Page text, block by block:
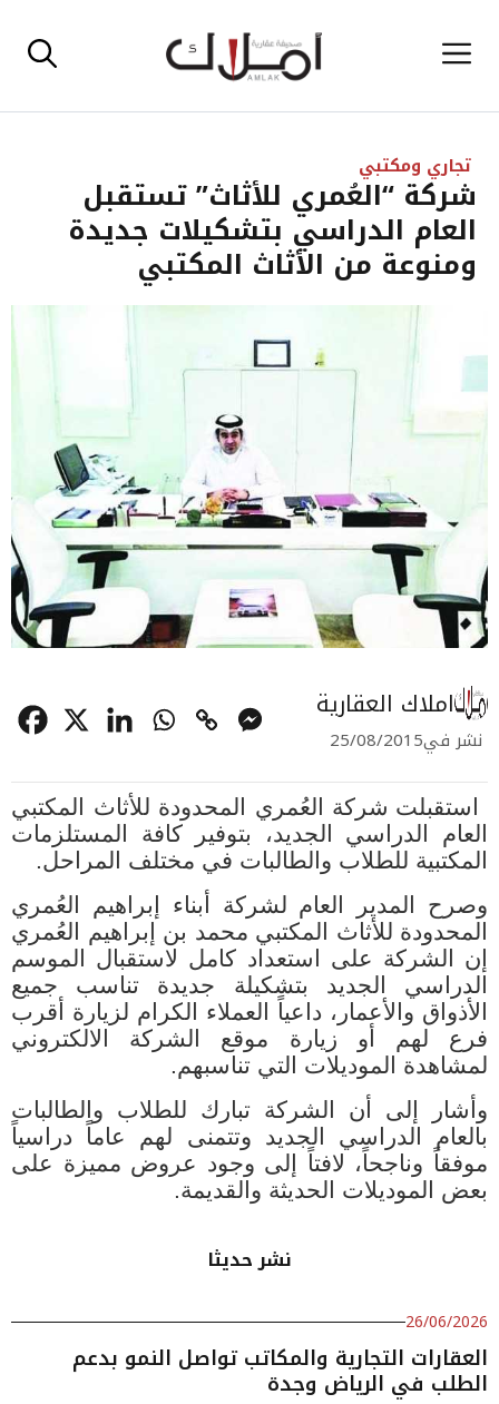
إلى القائمة
تجاري ومكتبي
شركة “العُمري للأثاث” تستقبل
العام الدراسي بتشكيلات جديدة
ومنوعة من الأثاث المكتبي
املاك العقارية
نشر في25/08/2015
استقبلت شركة العُمري المحدودة للأثاث المكتبي
العام الدراسي الجديد، بتوفير كافة المستلزمات
المكتبية للطلاب والطالبات في مختلف المراحل.
وصرح المدير العام لشركة أبناء إبراهيم العُمري
المحدودة للأثاث المكتبي محمد بن إبراهيم العُمري
إن الشركة على استعداد كامل لاستقبال الموسم
الدراسي الجديد بتشكيلة جديدة تناسب جميع
الأذواق والأعمار، داعياً العملاء الكرام لزيارة أقرب
فرع لهم أو زيارة موقع الشركة الالكتروني
لمشاهدة الموديلات التي تناسبهم.
وأشار إلى أن الشركة تبارك للطلاب والطالبات
بالعام الدراسي الجديد وتتمنى لهم عاماً دراسياً
موفقاً وناجحاً، لافتاً إلى وجود عروض مميزة على
بعض الموديلات الحديثة والقديمة.
نشر حديثا
26/06/2026
العقارات التجارية والمكاتب تواصل النمو بدعم
الطلب في الرياض وجدة